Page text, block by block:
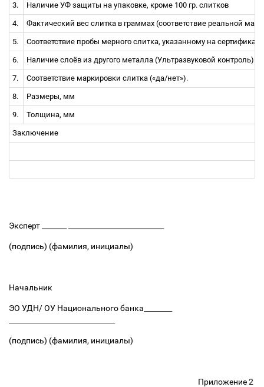
3. Наличие УФ защиты на упаковке, кроме 100 гр. слитков
4. Фактический вес слитка в граммах (соответствие реальной
5. Соответствие пробы мерного слитка, указанному на сертификате
6. Наличие слоёв из другого металла (Ультразвуковой контроль)
7. Соответствие маркировки слитка («да/нет»).
8. Размеры, мм
9. Толщина, мм
Заключение
Эксперт _______ ___________________________
(подпись) (фамилия, инициалы)
Начальник
ЭО УДН/ ОУ Национального банка________
(подпись) (фамилия, инициалы)
Приложение 2